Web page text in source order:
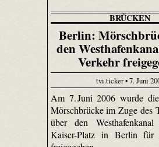
BRÜCKEN
Berlin:
den
Verkehr
tvi.ticker • 7. Juni
Am 7. Juni 2006 wurde
Mörschbrücke im Zuge des
über den
Kaiser-Platz in Berlin für